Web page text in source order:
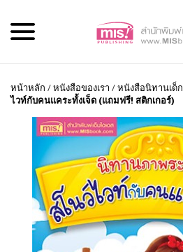
หน้าหลัก /หนังสือของเรา /หนังสือนิทานเด็ก
ไวท์กับคนแคระทั้งเจ็ด (แถมฟรี! สติกเกอร์)